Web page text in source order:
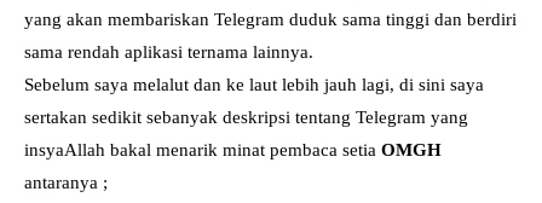
yang akan membariskan Telegram duduk sama tinggi dan berdiri
sama rendah aplikasi ternama lainnya.
Sebelum saya melalut dan ke laut lebih jauh lagi, di sini saya
sertakan sedikit sebanyak deskripsi tentang Telegram yang
insyaAllah bakal menarik minat pembaca setia OMGH
antaranya ;